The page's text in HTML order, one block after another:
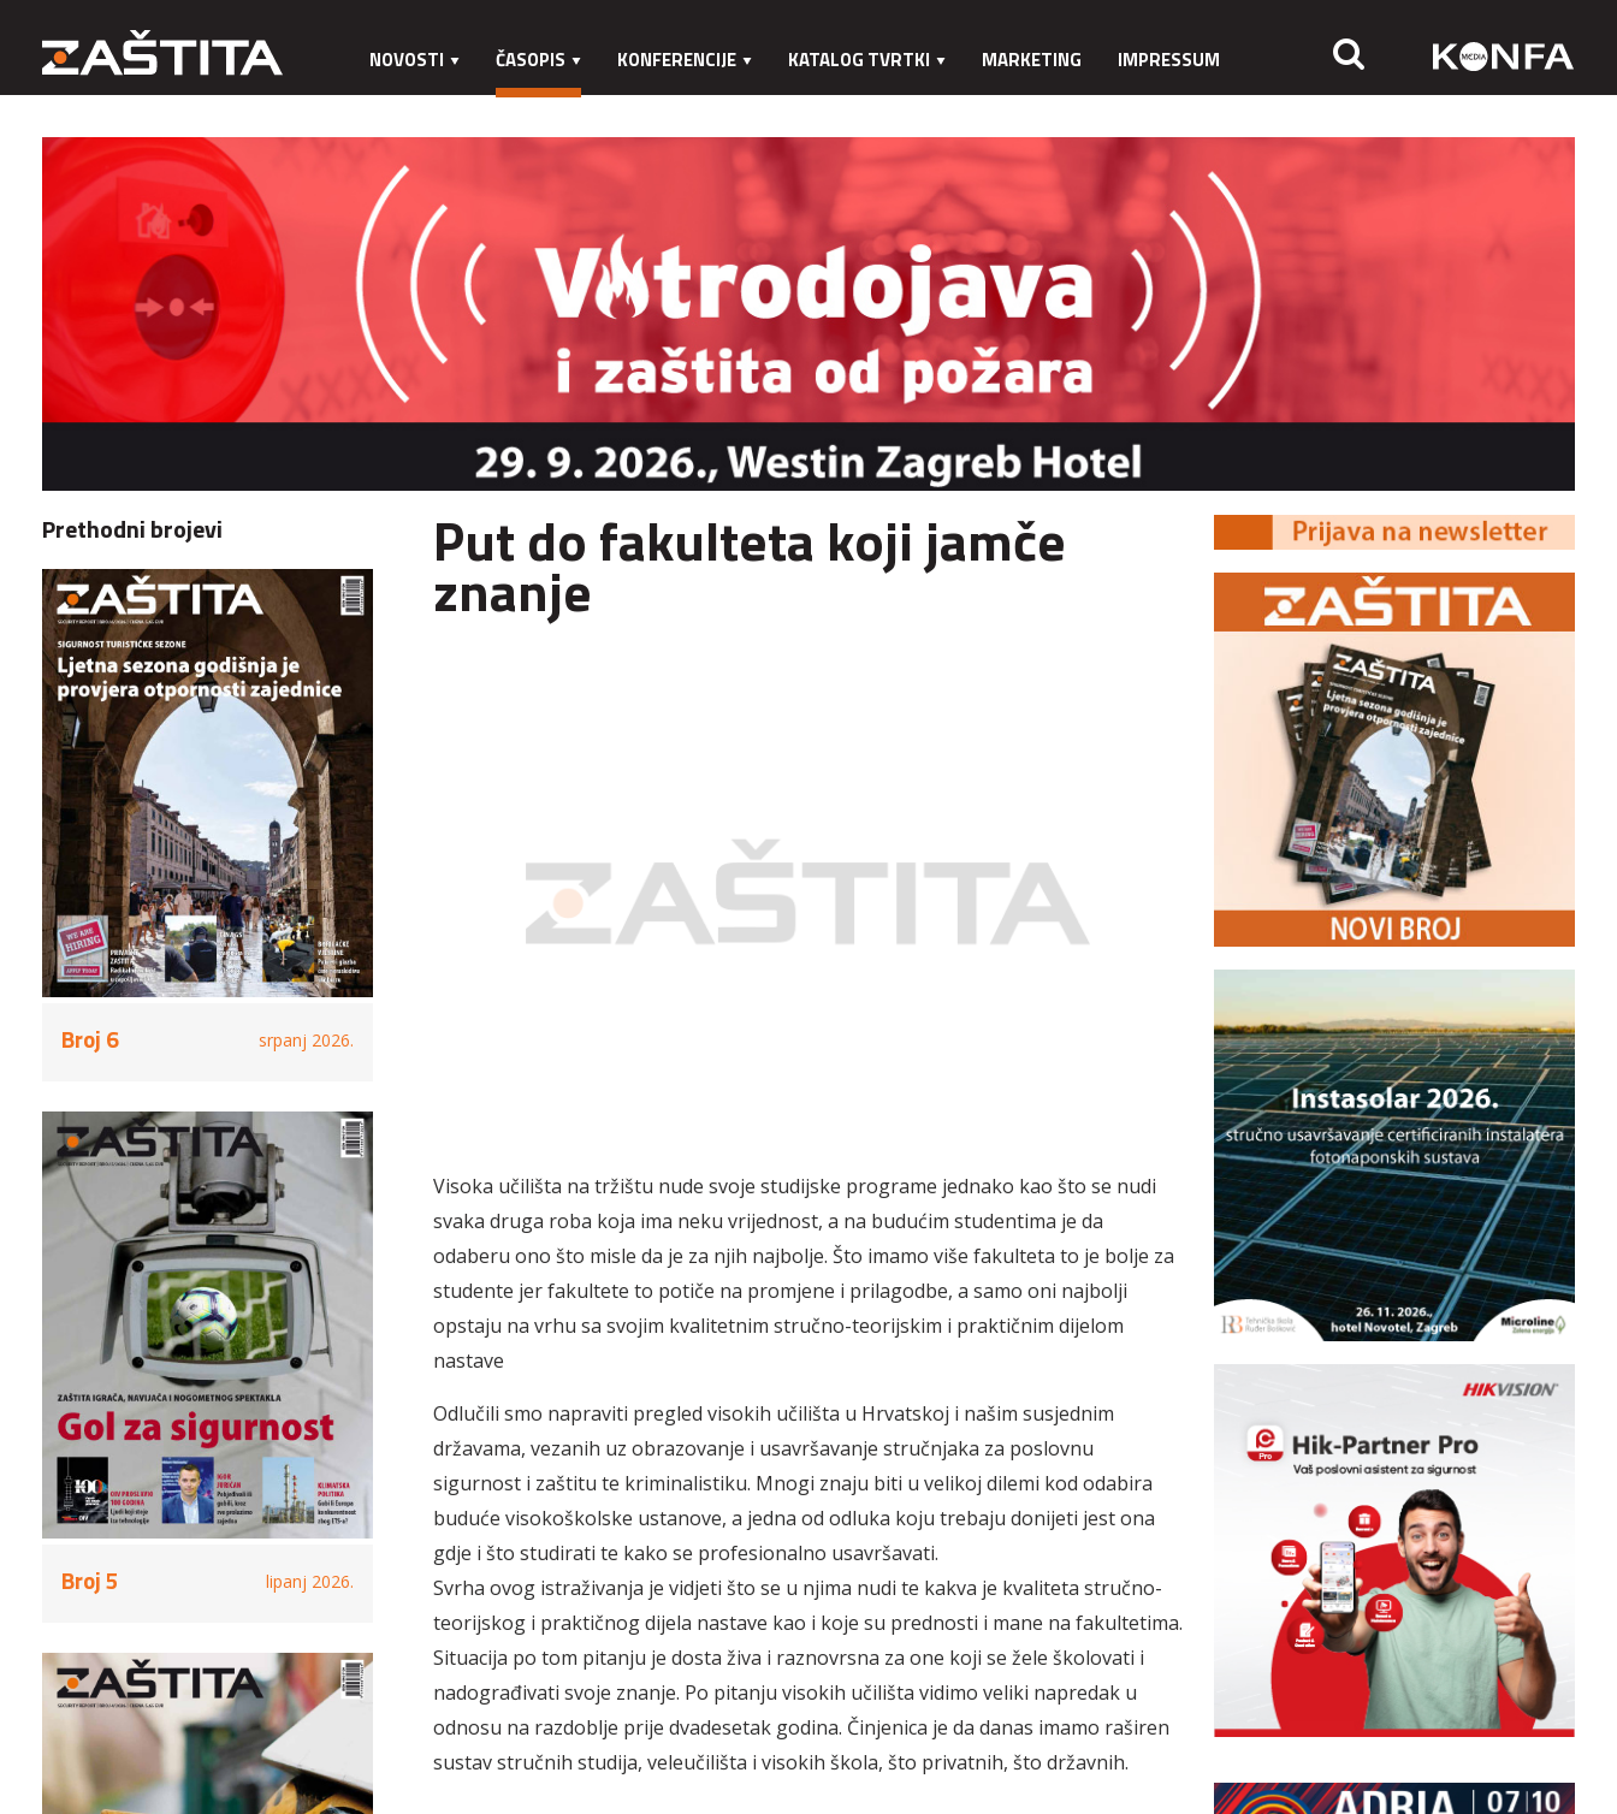
NOVOSTI ČASOPIS KONFERENCIJE KATALOG TVRTKI MARKETING IMPRESSUM
Prethodni brojevi
Broj 6 srpanj 2026.
Broj 5 lipanj 2026.
Put do fakulteta koji jamče
znanje
Visoka učilišta na tržištu nude svoje studijske programe jednako kao što se nudi
svaka druga roba koja ima neku vrijednost, a na budućim studentima je da
odaberu ono što misle da je za njih najbolje. Što imamo više fakulteta to je bolje za
studente jer fakultete to potiče na promjene i prilagodbe, a samo oni najbolji
opstaju na vrhu sa svojim kvalitetnim stručno-teorijskim i praktičnim dijelom
nastave
Odlučili smo napraviti pregled visokih učilišta u Hrvatskoj i našim susjednim
državama, vezanih uz obrazovanje i usavršavanje stručnjaka za poslovnu
sigurnost i zaštitu te kriminalistiku. Mnogi znaju biti u velikoj dilemi kod odabira
buduće visokoškolske ustanove, a jedna od odluka koju trebaju donijeti jest ona
gdje i što studirati te kako se profesionalno usavršavati.
Svrha ovog istraživanja je vidjeti što se u njima nudi te kakva je kvaliteta stručno-
teorijskog i praktičnog dijela nastave kao i koje su prednosti i mane na fakultetima.
Situacija po tom pitanju je dosta živa i raznovrsna za one koji se žele školovati i
nadograđivati svoje znanje. Po pitanju visokih učilišta vidimo veliki napredak u
odnosu na razdoblje prije dvadesetak godina. Činjenica je da danas imamo raširen
sustav stručnih studija, veleučilišta i visokih škola, što privatnih, što državnih.